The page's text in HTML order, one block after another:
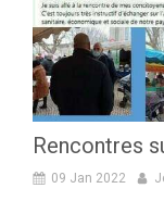
Rencontres
09 Jan 2022